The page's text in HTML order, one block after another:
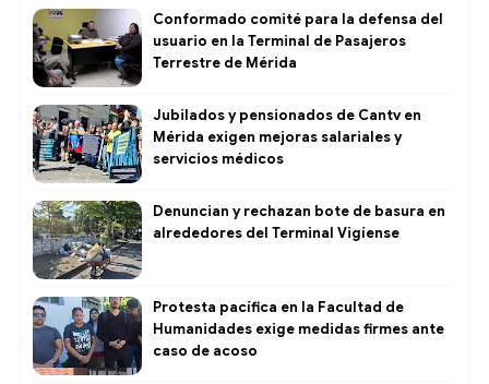
Conformado comité para la defensa del
usuario en la Terminal de Pasajeros
Terrestre de Mérida
Jubilados y pensionados de Cantv en
Mérida exigen mejoras salariales y
servicios médicos
Denuncian y rechazan bote de basura en
alrededores del Terminal Vigíense
Protesta pacífica en la Facultad de
Humanidades exige medidas firmes ante
caso de acoso